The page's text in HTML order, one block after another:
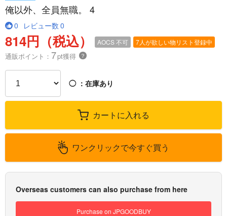
俺以外、全員無職。 4
0 レビュー数 0
814円（税込） AOCS不可 7人が欲しい物リスト登録中
通販ポイント： 7pt獲得 ？
◯ ：在庫あり
カートに入れる
ワンクリックで今すぐ買う
Overseas customers can also purchase from here
Purchase on JPGOODBUY